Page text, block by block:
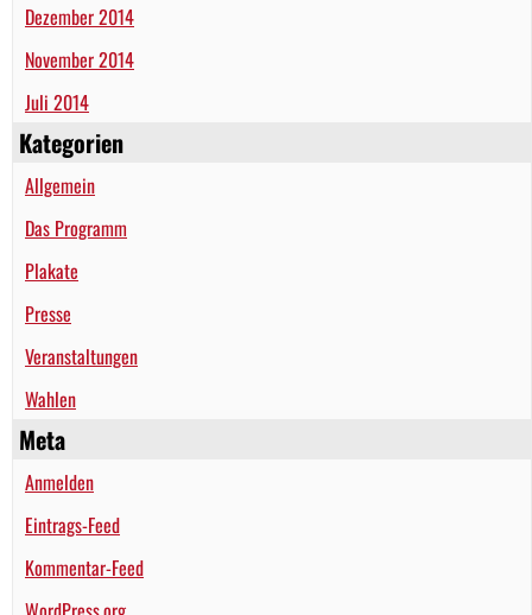
Dezember 2014
November 2014
Juli 2014
Kategorien
Allgemein
Das Programm
Plakate
Presse
Veranstaltungen
Wahlen
Meta
Anmelden
Eintrags-Feed
Kommentar-Feed